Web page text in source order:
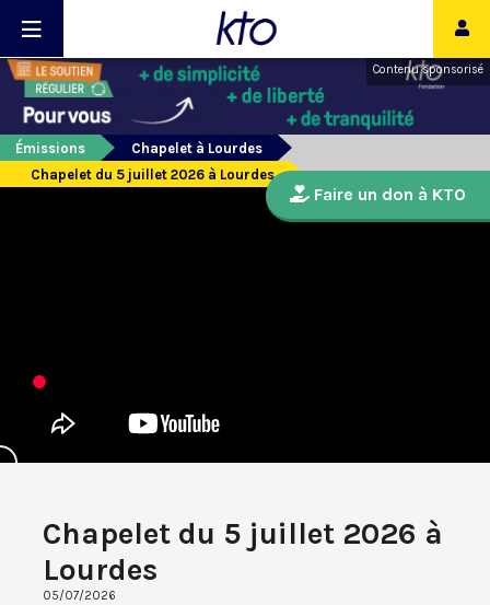
Contenu sponsorisé
Émissions
Chapelet à Lourdes
Chapelet du 5 juillet 2026 à Lourdes
Chapelet du 5 juillet 2026 à
Lourdes
05/07/2026
Faire un don à KTO